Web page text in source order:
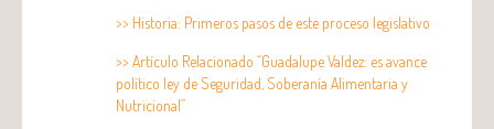
>> Historia: Primeros pasos de este proceso legislativo
>> Artículo Relacionado “Guadalupe Valdez: es avance
político ley de Seguridad, Soberanía Alimentaria y
Nutricional”